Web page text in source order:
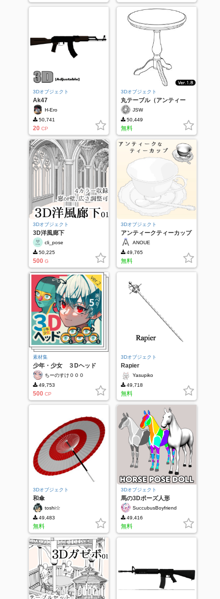
3Dオブジェクト
Ak47
H-Ero
50,741
20 CP
3Dオブジェクト
丸テーブル（アンティー
ク） ver.1.8
JSW
50,449
無料
3Dオブジェクト
3D洋風廊下
cli_pose
50,225
500 G
3Dオブジェクト
アンティークティーカップ
ANOUE
49,765
無料
素材集
少年・少女 ３Dヘッド
ver.2ちーのすけ０００
49,753
500 CP
3Dオブジェクト
Rapier
Yasupiko
49,718
無料
3Dオブジェクト
和傘
toshi☆
49,483
無料
3Dオブジェクト
馬の3Dポーズ人形
SuccubusBoyfriend
49,416
無料